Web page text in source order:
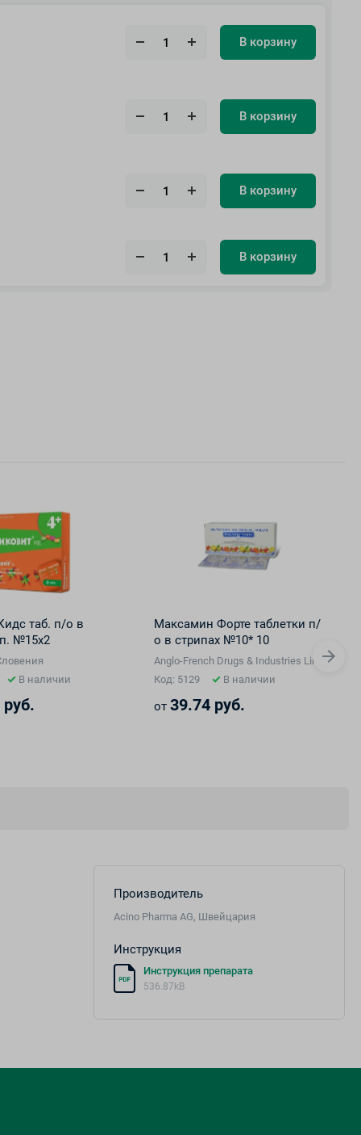
В корзину
В корзину
В корзину
В корзину
Corp., США
таб. п/о в
№15х2
В наличии
Максамин Форте таблетки п/
о в стрипах №10* 10
Anglo-French Drugs & Industries Limited,
Код: 5129
В наличии
от 39.74 руб.
Производитель
Acino Pharma AG, Швейцария
Инструкция
Инструкция препарата
536.87kB